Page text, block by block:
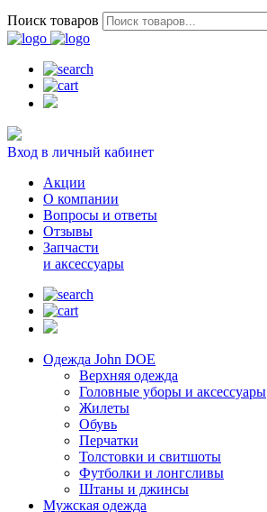
Поиск товаров
Вход в личный кабинет
Акции
О компании
Вопросы и ответы
Отзывы
Запчасти
и аксессуары
Одежда John DOE
Верхняя одежда
Головные уборы и аксессуары
Жилеты
Обувь
Перчатки
Толстовки и свитшоты
Футболки и лонгсливы
Штаны и джинсы
Мужская одежда